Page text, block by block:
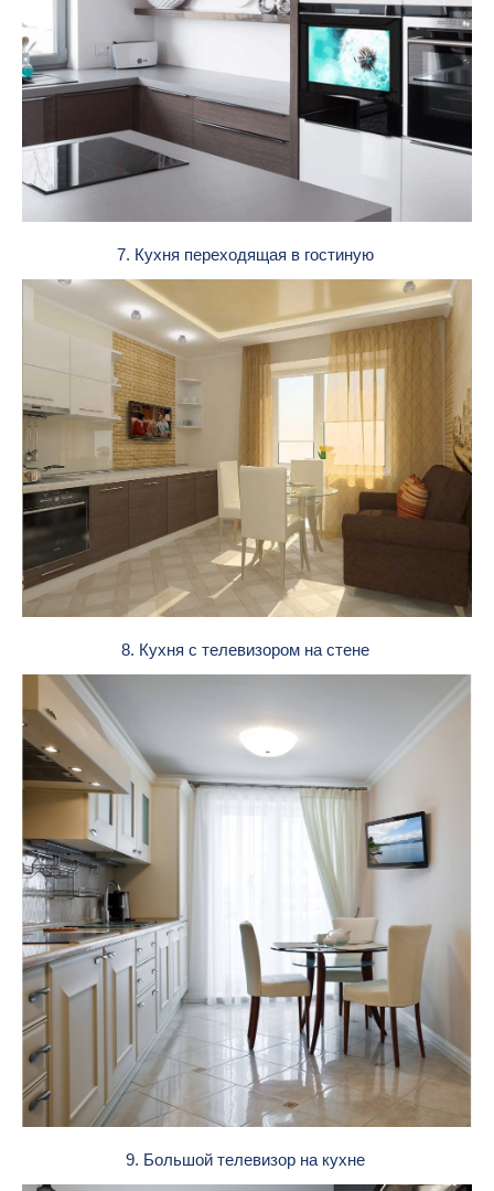
7. Кухня переходящая в гостиную
8. Кухня с телевизором на стене
9. Большой телевизор на кухне